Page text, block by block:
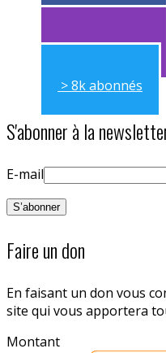
> 11k abonnés
> 11k abonnés
> 8k abonnés
S'abonner à la
E-mail
Faire un don
En faisant un don vous
site qui vous apportera
Montant